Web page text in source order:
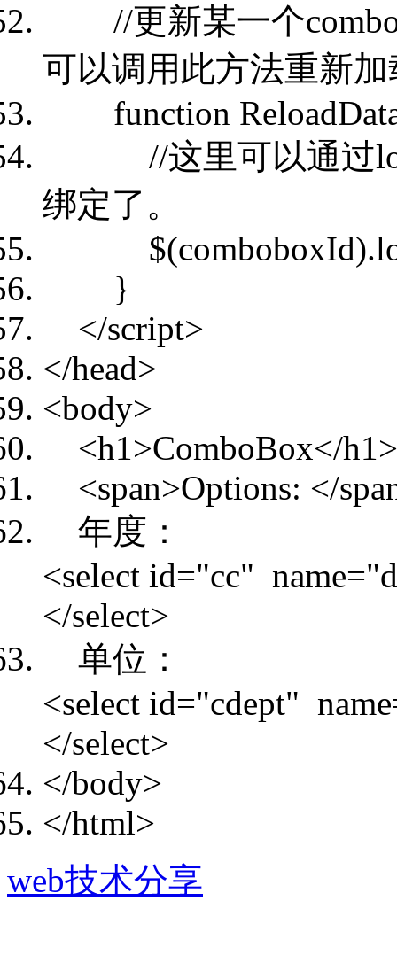
//更新某一个
可以调用此方法重新
function
//这里可以通过
绑定了。
}
</script>
</head>
<body>
<h1>ComboBox</h1>
<span>Options: </
年度：
<select id="cc"
</select>
单位：
<select id="cdept"
</select>
</body>
</html>
web技术分享